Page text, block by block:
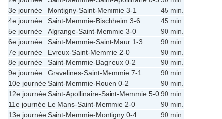
3e journée
Montigny-Saint-Memmie 3-1
45 min.
4e journée
Saint-Memmie-Bischheim 3-6
45 min.
5e journée
Algrange-Saint-Memmie 3-0
90 min.
6e journée
Saint-Memmie-Saint-Maur 1-3
90 min.
7e journée
Evreux-Saint-Memmie 2-0
90 min.
8e journée
Saint-Memmie-Bagneux 0-2
90 min.
9e journée
Gravelines-Saint-Memmie 7-1
90 min.
10e journéeSaint-Memmie-Rouen 0-2
90 min.
12e journéeSaint-Apollinaire-Saint-Memmie 5-090 min.
11e journée Le Mans-Saint-Memmie 2-0
90 min.
13e journéeSaint-Memmie-Montigny 0-4
90 min.